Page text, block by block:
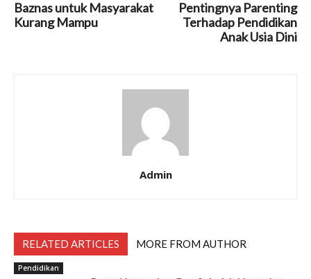
Baznas untuk Masyarakat
Kurang Mampu
Pentingnya Parenting
Terhadap Pendidikan
Anak Usia Dini
Admin
RELATED ARTICLES MORE FROM AUTHOR
Pendidikan